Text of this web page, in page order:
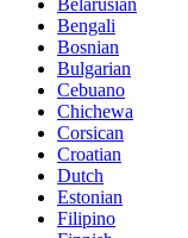
Bengali
Bosnian
Bulgarian
Cebuano
Chichewa
Corsican
Croatian
Dutch
Estonian
Filipino